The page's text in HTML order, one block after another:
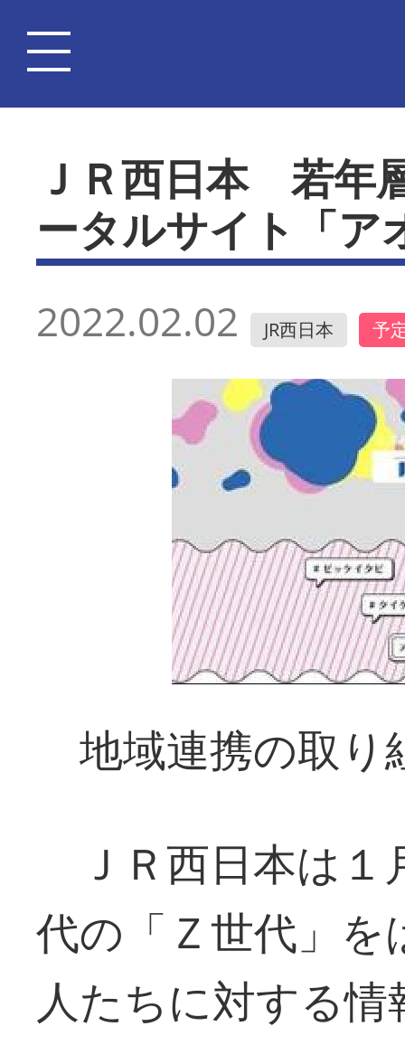
ＪＲ西日本 若年
ータルサイト「ア
2022.02.02 JR西日本 予
地域連携の取り
ＪＲ西日本は１
代の「Ｚ世代」
人たちに対する